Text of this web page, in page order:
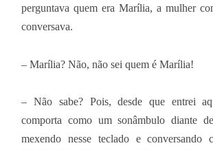
perguntava quem era Marília, a mulher
conversava.
– Marília? Não, não sei quem é Marília!
– Não sabe? Pois, desde que entrei
comporta como um sonâmbulo diante
mexendo nesse teclado e conversando